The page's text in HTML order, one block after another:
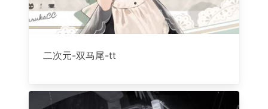
二次元-双马尾-tt